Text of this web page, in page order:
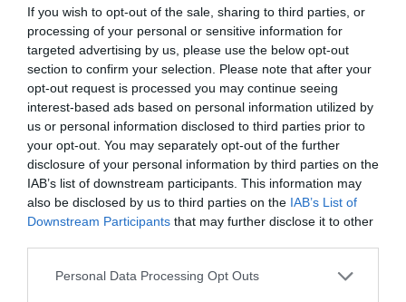
If you wish to opt-out of the sale, sharing to third parties, or
processing of your personal or sensitive information for
targeted advertising by us, please use the below opt-out
section to confirm your selection. Please note that after your
opt-out request is processed you may continue seeing
interest-based ads based on personal information utilized by
us or personal information disclosed to third parties prior to
your opt-out. You may separately opt-out of the further
disclosure of your personal information by third parties on the
IAB’s list of downstream participants. This information may
also be disclosed by us to third parties on the IAB’s List of
Downstream Participants that may further disclose it to other
Personal Data Processing Opt Outs
Πώς θα περιγράφατε τον ρόλο που
διαδραματίζει η πρωτότυπη μουσική του
Γιώργου Παλαμιώτη και η ζωντανή ερμηνεία
του στην παράσταση;
Η μουσική του Γιώργου Παλαμιώτη και η
ζωντανή ερμηνεία του στην παράσταση θα
φανταζόταν κανείς ότι έχουν ρόλο
υποστηρικτικό, προκειμένου να αναδείξουν
ακόμη περισσότερο την υποκριτική του
Γεράσιμου Γεννατά, τη σκηνοθεσία μου και το